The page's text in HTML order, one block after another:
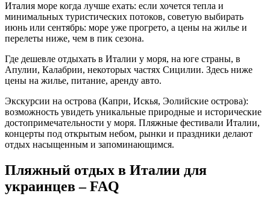
Италия море когда лучше ехать: если хочется тепла и
минимальных туристических потоков, советую выбирать
июнь или сентябрь: море уже прогрето, а цены на жилье и
перелеты ниже, чем в пик сезона.
Где дешевле отдыхать в Италии у моря, на юге страны, в
Апулии, Калабрии, некоторых частях Сицилии. Здесь ниже
цены на жилье, питание, аренду авто.
Экскурсии на острова (Капри, Искья, Эолийские острова):
возможность увидеть уникальные природные и исторические
достопримечательности у моря. Пляжные фестивали Италии,
концерты под открытым небом, рынки и праздники делают
отдых насыщенным и запоминающимся.
Пляжный отдых в Италии для
украинцев – FAQ